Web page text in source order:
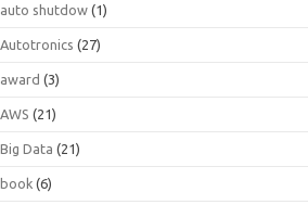
auto shutdow (1)
Autotronics (27)
award (3)
AWS (21)
Big Data (21)
book (6)